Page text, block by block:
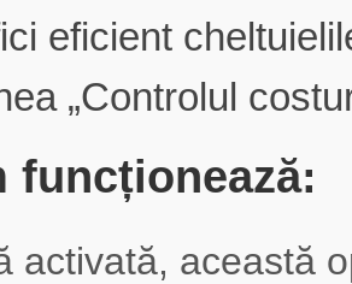
eficient
„Controlul
funcționează:
activată, această